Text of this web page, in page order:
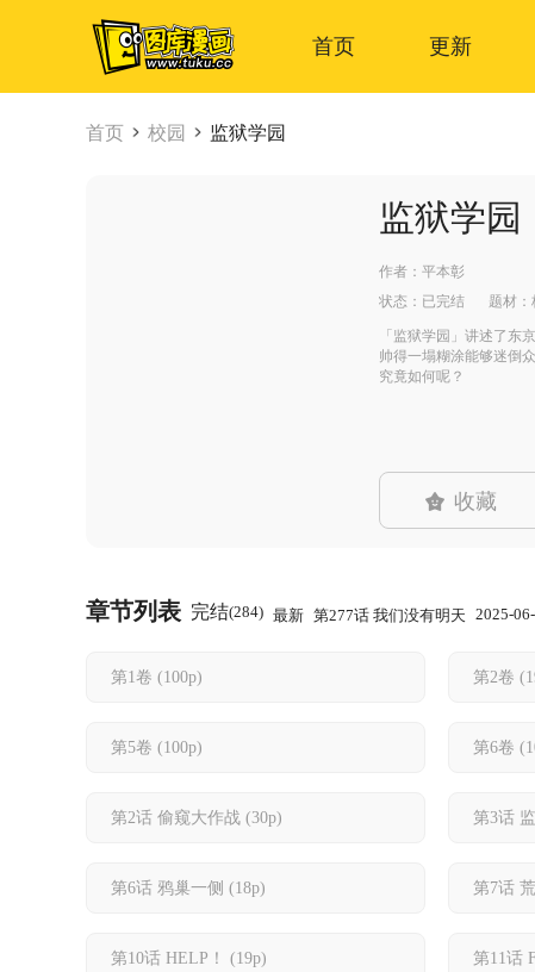
首页 更新
首页 校园 监狱学园
监狱学园
作者： 平本彰
状态： 已完结 题材：
「监狱学园」讲述了东
帅得一塌糊涂能够迷倒
究竟如何呢？
收藏
章节列表 完结(284) 最新 第277话 我们没有明天 2025-
第1卷 (100p) 第2卷
第5卷 (100p) 第6卷
第2话 偷窥大作战 (30p) 第3话
第6话 鸦巢一侧 (18p) 第7话
第10话 HELP！ (19p) 第11话